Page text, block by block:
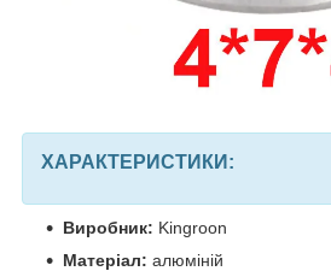
ХАРАКТЕРИСТИКИ:
Виробник: Kingroon
Матеріал: алюміній